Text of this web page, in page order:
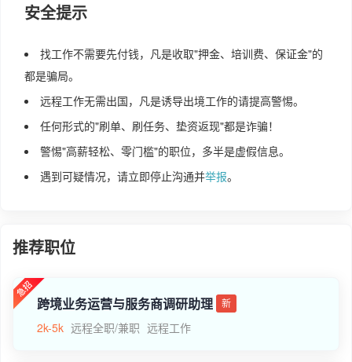
安全提示
找工作不需要先付钱，凡是收取"押金、培训费、保证金"的
都是骗局。
远程工作无需出国，凡是诱导出境工作的请提高警惕。
任何形式的"刷单、刷任务、垫资返现"都是诈骗！
警惕"高薪轻松、零门槛"的职位，多半是虚假信息。
遇到可疑情况，请立即停止沟通并举报。
推荐职位
跨境业务运营与服务商调研助理 新
2k-5k 远程全职/兼职 远程工作